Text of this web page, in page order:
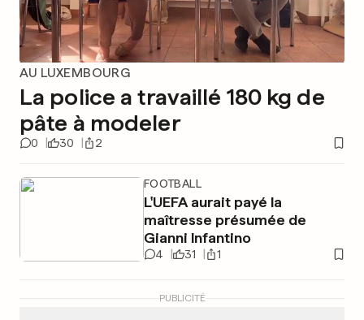
AU LUXEMBOURG
La police a travaillé 180 kg de
pâte à modeler
0 30 2
FOOTBALL
L'UEFA aurait payé la
maîtresse présumée de
Gianni Infantino
4 31 1
PUBLICITÉ